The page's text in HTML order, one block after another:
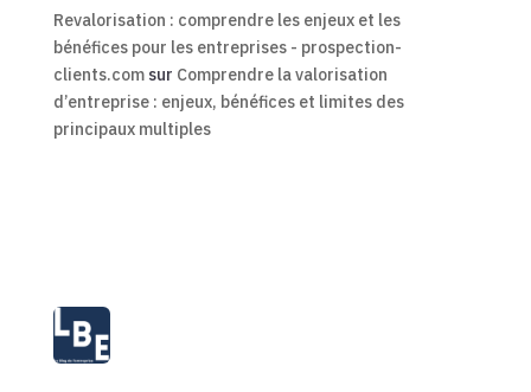
Revalorisation : comprendre les enjeux et les
bénéfices pour les entreprises - prospection-
clients.comsur Comprendre la valorisation
d’entreprise : enjeux, bénéfices et limites des
principaux multiples